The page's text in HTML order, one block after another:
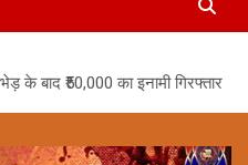
के बाद ₹50,000 का इनामी गिरफ्तार